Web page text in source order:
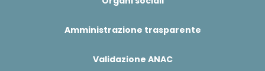
Amministrazione trasparente
Validazione ANAC